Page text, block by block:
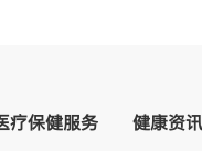
疗保健服务 健康资讯